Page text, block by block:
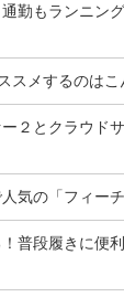
勤もランニン
スメするのはこ
２とクラウド
気の「フィーチ
普段履きに便